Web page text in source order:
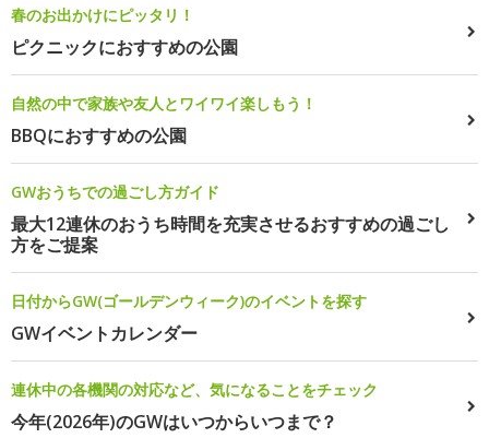
春のお出かけにピッタリ！
ピクニックにおすすめの公園
自然の中で家族や友人とワイワイ楽しもう！
BBQにおすすめの公園
GWおうちでの過ごし方ガイド
最大12連休のおうち時間を充実させるおすすめの過ごし
方をご提案
日付からGW(ゴールデンウィーク)のイベントを探す
GWイベントカレンダー
連休中の各機関の対応など、気になることをチェック
今年(2026年)のGWはいつからいつまで？